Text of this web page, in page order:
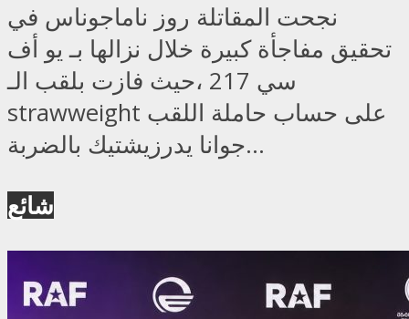
نجحت المقاتلة روز ناماجوناس في
تحقيق مفاجأة كبيرة خلال نزالها بـ يو أف
سي 217 ،حيث فازت بلقب الـ
strawweight على حساب حاملة اللقب
جوانا يدرزيشتيك بالضربة...
شائع